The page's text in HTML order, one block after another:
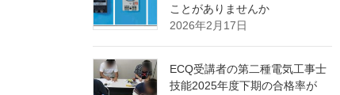
ことがありませんか
2026年2月17日
ECQ受講者の第二種電気工事士
技能2025年度下期の合格率が